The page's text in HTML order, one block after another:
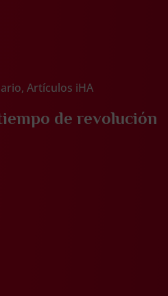
, Artículos iHA
de revolución